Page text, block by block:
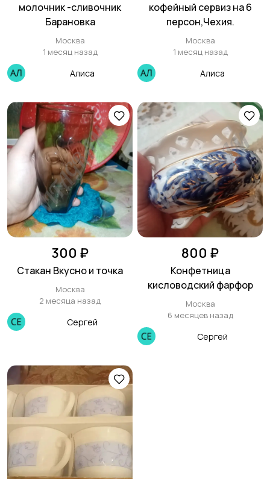
молочник -сливочник
Барановка
Москва
1 месяц назад
Алиса
кофейный сервиз на 6
персон,Чехия.
Москва
1 месяц назад
Алиса
300 ₽
Стакан Вкусно и точка
Москва
2 месяца назад
Сергей
800 ₽
Конфетница
кисловодский фарфор
Москва
6 месяцев назад
Сергей